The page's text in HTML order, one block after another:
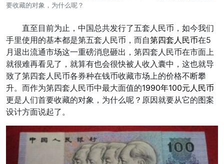
要收藏的对象，为什么呢？
直至目前为止，中国总共发行了五套人民币，如今我们
手里使用的基本都是第五套人民币，而自第四套人民币在5
月退出流通市场这一重磅消息砸出，第四套人民币在市面上
就很难再看见了，就算有也会很快被人收入囊中，这也就导
致了第四套人民币各券种在钱币收藏市场上的价格不断攀
升。而作为第四套人民币中最大面值的1990年100元人民币
更是人们首要收藏的对象，为什么呢？原因就要从它的图案
设计方面说起了。